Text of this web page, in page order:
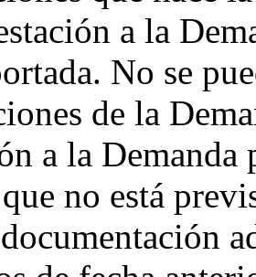
a la
No se
de la
a la
no está